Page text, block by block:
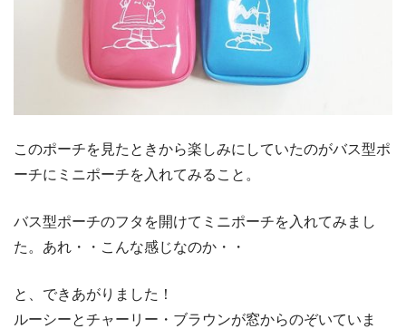
このポーチを見たときから楽しみにしていたのがバス型ポ
ーチにミニポーチを入れてみること。
バス型ポーチのフタを開けてミニポーチを入れてみまし
た。あれ・・こんな感じなのか・・
と、できあがりました！
ルーシーとチャーリー・ブラウンが窓からのぞいていま